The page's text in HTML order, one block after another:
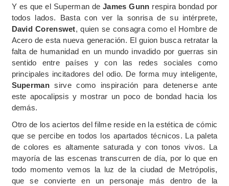
Y es que el Superman deJames Gunn respira bondad por
todos lados. Basta con ver la sonrisa de su intérprete,
David Corenswet, quien se consagra como el Hombre de
Acero de esta nueva generación. El guion busca retratar la
falta de humanidad en un mundo invadido por guerras sin
sentido entre países y con las redes sociales como
principales incitadores del odio. De forma muy inteligente,
Supermansirve como inspiración para detenerse ante
este apocalipsis y mostrar un poco de bondad hacia los
demás.
Otro de los aciertos del filme reside en la estética de cómic
que se percibe en todos los apartados técnicos. La paleta
de colores es altamente saturada y con tonos vivos. La
mayoría de las escenas transcurren de día, por lo que en
todo momento vemos la luz de la ciudad de Metrópolis,
que se convierte en un personaje más dentro de la